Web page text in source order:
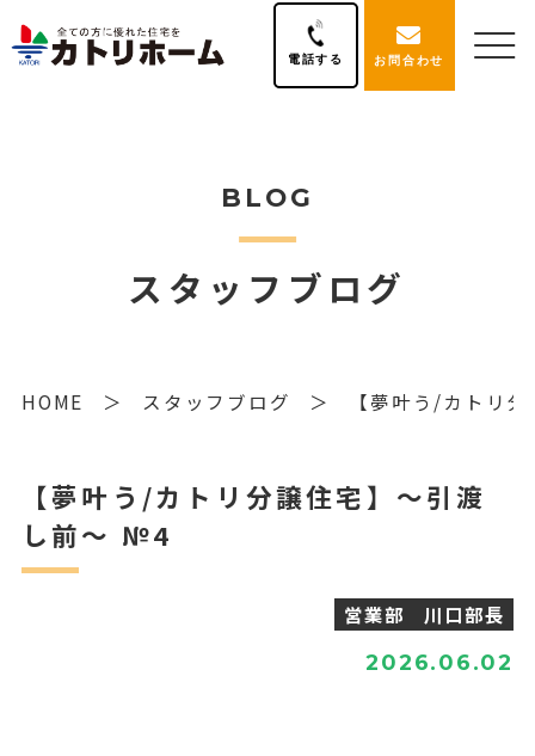
電話する お問合わせ
BLOG
スタッフブログ
HOME スタッフブログ 【夢叶う/カトリ
【夢叶う/カトリ分譲住宅】～引渡
し前～ №4
営業部 川口部長
2026.06.02